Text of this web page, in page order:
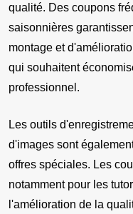
qualité. Des coupons
saisonnières
montage et
qui souhaitent
professionnel.
Les outils
d'images sont
offres spéciales. Les
notamment pour les
l'amélioration de la